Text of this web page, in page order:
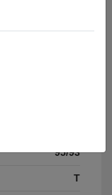
95/93
T